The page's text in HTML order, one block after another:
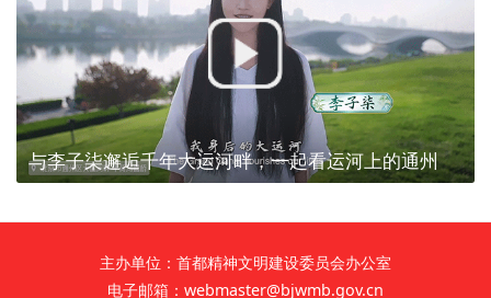
与李子柒邂逅千年大运河畔，一起看运河上的通州
主办单位：首都精神文明建设委员会办公室
电子邮箱：webmaster@bjwmb.gov.cn